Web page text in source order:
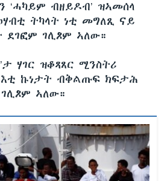
‘ሓካይም ብዘይዶብ’ ዝኣመሰላ
ትካላት ነቲ መግለጺ ናይ
ደገፎም ገሊጾም ኣለው።
ሃገር ዝቆጻጸር ሚንስትሪ
ኩነታት ብቅልጡፍ ክፍታሕ
ኣለው።